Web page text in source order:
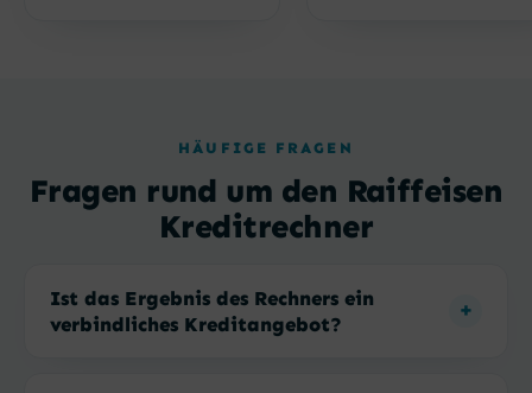
HÄUFIGE FRAGEN
Fragen rund um den Raiffeisen
Kreditrechner
Ist das Ergebnis des Rechners ein
verbindliches Kreditangebot?